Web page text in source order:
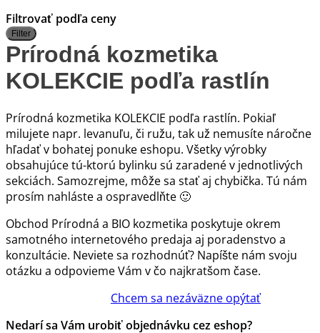
Filtrovať podľa ceny
Filter
Prírodná kozmetika
KOLEKCIE podľa rastlín
Prírodná kozmetika KOLEKCIE podľa rastlín. Pokiaľ
milujete napr. levanuľu, či ružu, tak už nemusíte náročne
hľadať v bohatej ponuke eshopu. Všetky výrobky
obsahujúce tú-ktorú bylinku sú zaradené v jednotlivých
sekciách. Samozrejme, môže sa stať aj chybička. Tú nám
prosím nahláste a ospravedlňte 🙂
Obchod Prírodná a BIO kozmetika poskytuje okrem
samotného internetového predaja aj poradenstvo a
konzultácie. Neviete sa rozhodnúť? Napíšte nám svoju
otázku a odpovieme Vám v čo najkratšom čase.
Chcem sa nezáväzne opýtať
Nedarí sa Vám urobiť objednávku cez eshop?